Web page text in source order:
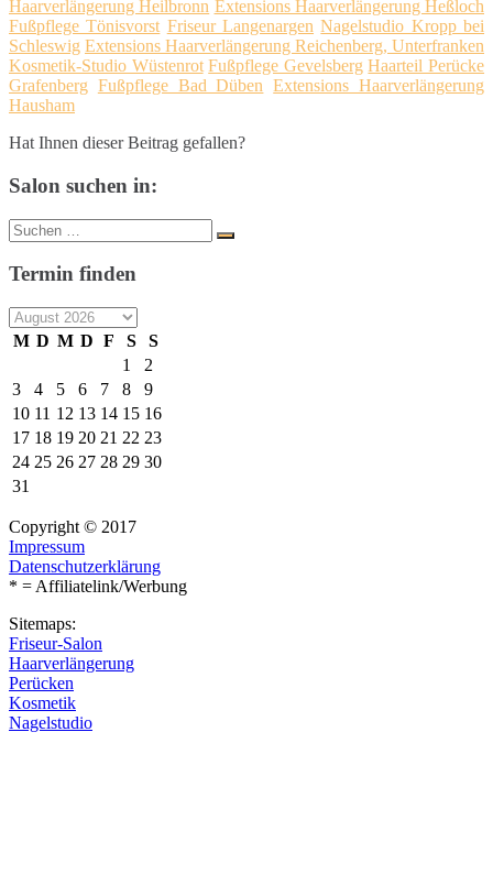
Haarverlängerung Heilbronn Extensions Haarverlängerung Heßloch
Fußpflege Tönisvorst Friseur Langenargen Nagelstudio Kropp bei
Schleswig Extensions Haarverlängerung Reichenberg, Unterfranken
Kosmetik-Studio Wüstenrot Fußpflege Gevelsberg Haarteil Perücke
Grafenberg Fußpflege Bad Düben
Extensions Haarverlängerung
Hausham
Hat Ihnen dieser Beitrag gefallen?
Salon suchen in:
Suche
nach:
Suchen
Termin finden
M D M D F S
S
1
2
3
4 5 6 7 8
9
10 11 12 13 14 15 16
17 18 19 20 21 22 23
24 25 26 27 28 29 30
31
Copyright © 2017
Impressum
Datenschutzerklärung
* = Affiliatelink/Werbung
Sitemaps:
Friseur-Salon
Haarverlängerung
Perücken
Kosmetik
Nagelstudio